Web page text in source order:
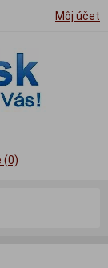
Môj účet
(0)